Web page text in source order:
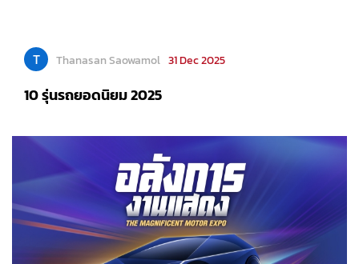
T Thanasan Saowamol 31 Dec 2025
10 รุ่นรถยอดนิยม 2025